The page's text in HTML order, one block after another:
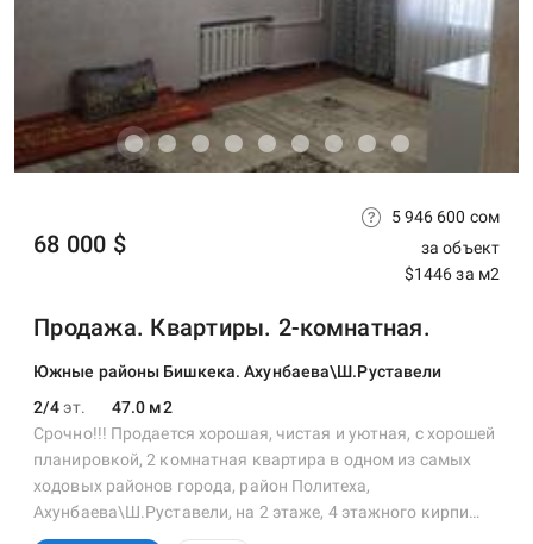
Продажа. Квартиры. 2-комнатная.
Южные районы Бишкека. Ахунбаева\Ш.Руставели
2/4 эт. 47.0 м2
68 000 $
5 946 600 сом
за объект
$1446 за м2
Срочно!!! Продается хорошая, чистая и уютная, с хорошей
планировкой, 2 комнатная квартира в одном из самых
ходовых районов города, район Политеха,
Ахунбаева\Ш.Руставели, на 2 этаже, 4 этажного кирпи…